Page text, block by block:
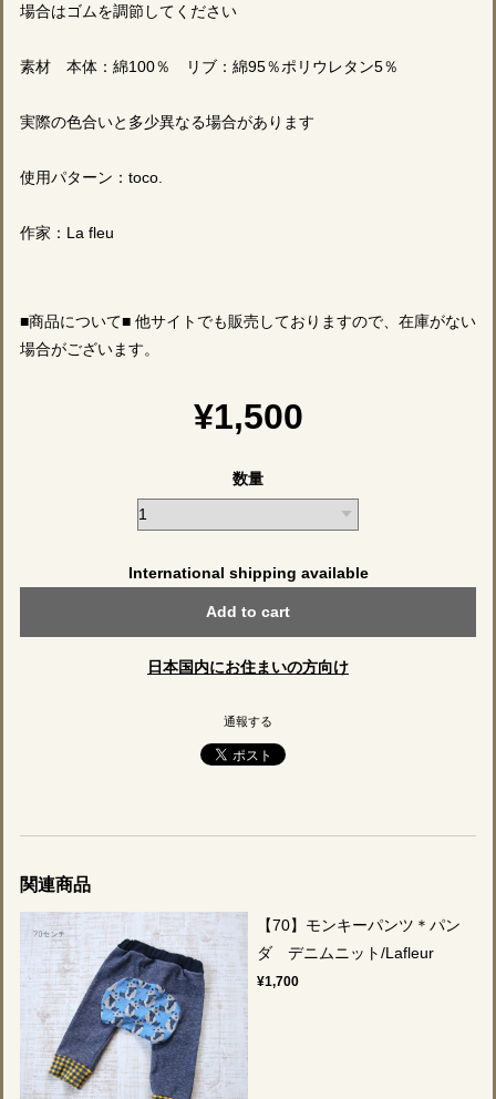
場合はゴムを調節してください
素材 本体：綿100％ リブ：綿95％ポリウレタン5％
実際の色合いと多少異なる場合があります
使用パターン：toco.
作家：La fleu
■商品について■ 他サイトでも販売しておりますので、在庫がない
場合がございます。
¥1,500
数量
International shipping available
Add to cart
日本国内にお住まいの方向け
通報する
関連商品
【70】モンキーパンツ＊パン
ダ デニムニット/Lafleur
¥1,700